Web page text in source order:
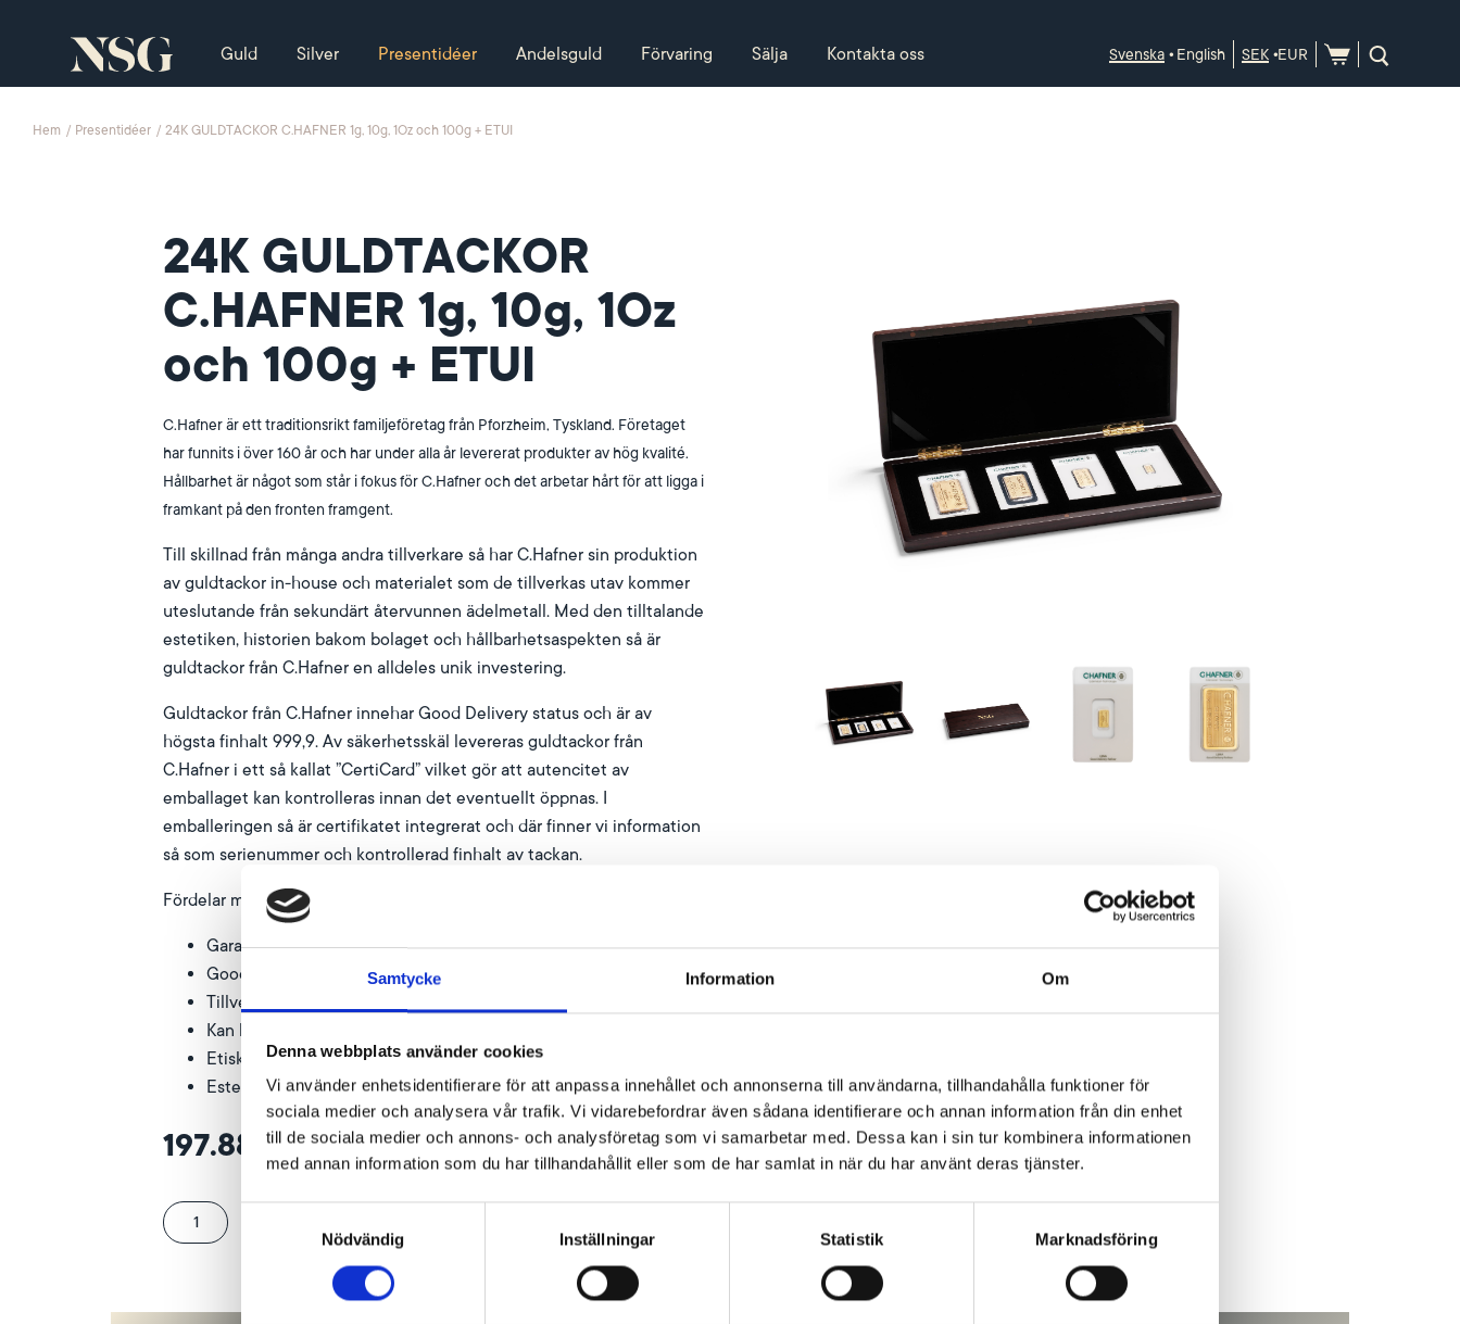
Samtycke Information Om
Denna webbplats använder cookies
Vi använder enhetsidentifierare för att anpassa innehållet och annonserna till användarna, tillhandahålla funktioner för
sociala medier och analysera vår trafik. Vi vidarebefordrar även sådana identifierare och annan information från din enhet
till de sociala medier och annons- och analysföretag som vi samarbetar med. Dessa kan i sin tur kombinera informationen
med annan information som du har tillhandahållit eller som de har samlat in när du har använt deras tjänster.
Nödvändig
Inställningar Statistik Marknadsföring
Svenska English SEK EUR
Guld Silver Presentidéer Andelsguld Förvaring Sälja Kontakta oss
Hem / Presentidéer / 24K GULDTACKOR C.HAFNER 1g, 10g, 1Oz och 100g + ETUI
24K GULDTACKOR
C.HAFNER 1g, 10g, 1Oz
och 100g + ETUI
C.Hafner är ett traditionsrikt familjeföretag från Pforzheim, Tyskland. Företaget
har funnits i över 160 år och har under alla år levererat produkter av hög kvalité.
Hållbarhet är något som står i fokus för C.Hafner och det arbetar hårt för att ligga i
framkant på den fronten framgent.
Till skillnad från många andra tillverkare så har C.Hafner sin produktion
av guldtackor in-house och materialet som de tillverkas utav kommer
uteslutande från sekundärt återvunnen ädelmetall. Med den tilltalande
estetiken, historien bakom bolaget och hållbarhetsaspekten så är
guldtackor från C.Hafner en alldeles unik investering.
Guldtackor från C.Hafner innehar Good Delivery status och är av
högsta finhalt 999,9. Av säkerhetsskäl levereras guldtackor från
C.Hafner i ett så kallat ”CertiCard” vilket gör att autencitet av
emballaget kan kontrolleras innan det eventuellt öppnas. I
emballeringen så är certifikatet integrerat och där finner vi information
så som serienummer och kontrollerad finhalt av tackan.
Fördelar med guld från C.Hafner:
Garanterad finhalt om 999,9
Good Delivery status utfärdat av LBMA
Tillverkad i Tyskland
Kan köpas och säljas världen över
Etiskt och ekologiskt framtagen
Estetiskt tilltalande
197.885 kr Aktuellt köppris 2026-08-08
kundvagn